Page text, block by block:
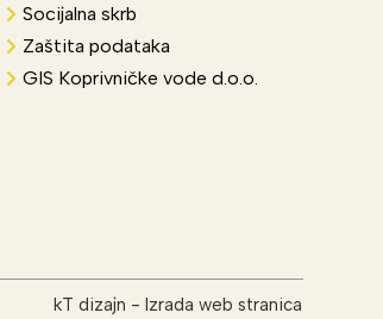
Socijalna skrb
Zaštita podataka
GIS Koprivničke vode d.o.o.
kT dizajn -Izrada web stranica